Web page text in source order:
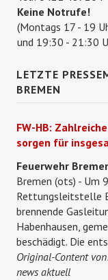
Keine Notrufe!
(Montags 17 - 19
und 19:30 - 21:30
LETZTE
BREMEN
FW-HB:
sorgen für
Feuerwehr
Bremen (ots) - Um
Rettungsleitstelle
brennende
Habenhausen,
beschädigt. Die
Original-Content
news aktuell